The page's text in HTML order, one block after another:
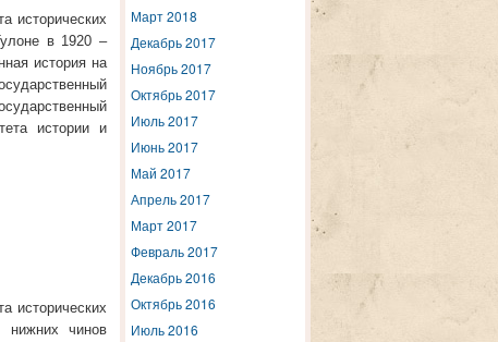
исторических
в 1920 –
история на
истории и
исторических
нижних чинов
Март 2018
Декабрь 2017
Ноябрь 2017
Октябрь 2017
Июль 2017
Июнь 2017
Май 2017
Апрель 2017
Март 2017
Февраль 2017
Декабрь 2016
Октябрь 2016
Июль 2016